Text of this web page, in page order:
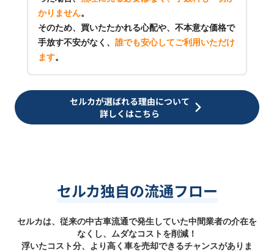
かりません。
そのため、買いたたかれる心配や、不本意な価格で
手放す不安がなく、 誰でも安心してご利用いただけ
ます。
セルカが選ばれる理由について
詳しくはこちら
セルカ独自の流通フロー
セルカは、従来の中古車流通で発生していた中間業者の介在を
なくし、ムダなコストを削減！
浮いたコスト分、より高く車を売却できるチャンスがありま